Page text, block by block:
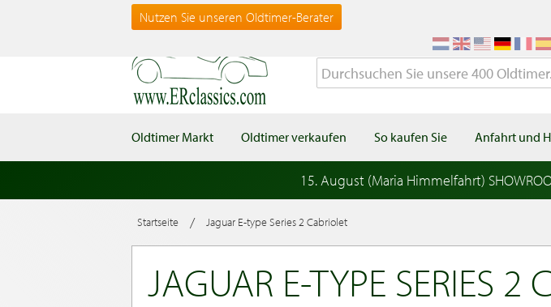
Nutzen Sie unseren Oldtimer-Berater
Oldtimer Markt Oldtimer verkaufen So kaufen Sie Anfahrt und
15. August (Maria Himmelfahrt)
Startseite / Jaguar E-type Series 2 Cabriolet
JAGUAR E-TYPE SERIES 2